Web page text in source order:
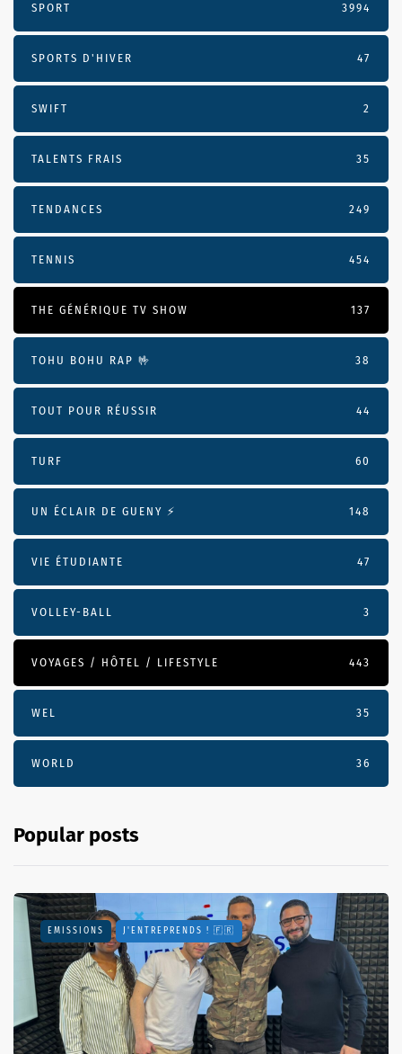
SPORT 3994
SPORTS D'HIVER 47
SWIFT 2
TALENTS FRAIS 35
TENDANCES 249
TENNIS 454
THE GÉNÉRIQUE TV SHOW 137
TOHU BOHU RAP 🤟 38
TOUT POUR RÉUSSIR 44
TURF 60
UN ÉCLAIR DE GUENY ⚡️ 148
VIE ÉTUDIANTE 47
VOLLEY-BALL 3
VOYAGES / HÔTEL / LIFESTYLE 443
WEL 35
WORLD 36
Popular posts
EMISSIONS J'ENTREPRENDS ! 🇫🇷